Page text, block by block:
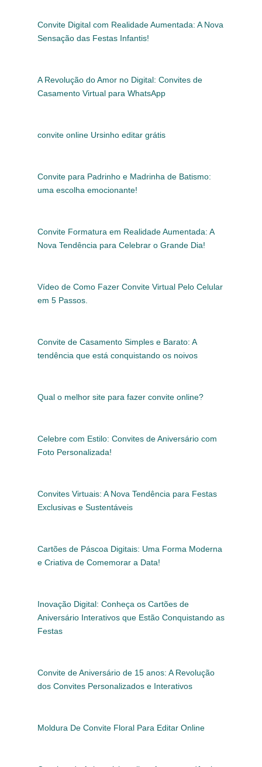
Convite Digital com Realidade Aumentada: A Nova
Sensação das Festas Infantis!
A Revolução do Amor no Digital: Convites de
Casamento Virtual para WhatsApp
convite online Ursinho editar grátis
Convite para Padrinho e Madrinha de Batismo:
uma escolha emocionante!
Convite Formatura em Realidade Aumentada: A
Nova Tendência para Celebrar o Grande Dia!
Vídeo de Como Fazer Convite Virtual Pelo Celular
em 5 Passos.
Convite de Casamento Simples e Barato: A
tendência que está conquistando os noivos
Qual o melhor site para fazer convite online?
Celebre com Estilo: Convites de Aniversário com
Foto Personalizada!
Convites Virtuais: A Nova Tendência para Festas
Exclusivas e Sustentáveis
Cartões de Páscoa Digitais: Uma Forma Moderna
e Criativa de Comemorar a Data!
Inovação Digital: Conheça os Cartões de
Aniversário Interativos que Estão Conquistando as
Festas
Convite de Aniversário de 15 anos: A Revolução
dos Convites Personalizados e Interativos
Moldura De Convite Floral Para Editar Online